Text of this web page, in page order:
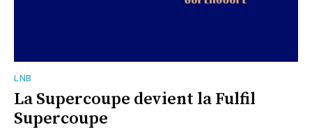
LNB
La Supercoupe devient la Fulfil
Supercoupe